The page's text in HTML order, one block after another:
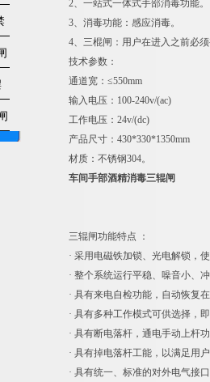
2、一站式一体式手部消毒功能。
3、消毒功能：感应消毒。
4、三棍闸：用户在进入之前必
技术参数：
通道宽：≤550mm
输入电压：100-240v/(ac)
工作电压：24v/(dc)
产品尺寸：430*330*1350mm
材质：不锈钢304。
车间手部酒精消毒三辊闸
三辊闸功
· 采用电磁铁加锁、光电解锁，
· 整个系统运行平稳、噪音小、
· 具有来电自检功能，自动恢复
· 具有多种工作模式可供选择，
· 具有断电落杆，通电手动上杆
· 具有掉电落杆工能，以满足用
· 具有统一、标准的对外电气接